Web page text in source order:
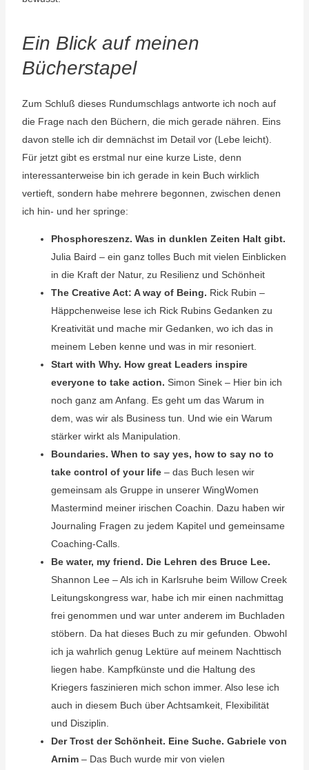
Ein Blick auf meinen
Bücherstapel
Zum Schluß dieses Rundumschlags antworte ich noch auf
die Frage nach den Büchern, die mich gerade nähren. Eins
davon stelle ich dir demnächst im Detail vor (Lebe leicht).
Für jetzt gibt es erstmal nur eine kurze Liste, denn
interessanterweise bin ich gerade in kein Buch wirklich
vertieft, sondern habe mehrere begonnen, zwischen denen
ich hin- und her springe:
Phosphoreszenz. Was in dunklen Zeiten Halt gibt.
Julia Baird – ein ganz tolles Buch mit vielen Einblicken
in die Kraft der Natur, zu Resilienz und Schönheit
The Creative Act: A way of Being. Rick Rubin –
Häppchenweise lese ich Rick Rubins Gedanken zu
Kreativität und mache mir Gedanken, wo ich das in
meinem Leben kenne und was in mir resoniert.
Start with Why. How great Leaders inspire
everyone to take action. Simon Sinek – Hier bin ich
noch ganz am Anfang. Es geht um das Warum in
dem, was wir als Business tun. Und wie ein Warum
stärker wirkt als Manipulation.
Boundaries. When to say yes, how to say no to
take control of your life– das Buch lesen wir
gemeinsam als Gruppe in unserer WingWomen
Mastermind meiner irischen Coachin. Dazu haben wir
Journaling Fragen zu jedem Kapitel und gemeinsame
Coaching-Calls.
Be water, my friend. Die Lehren des Bruce Lee.
Shannon Lee – Als ich in Karlsruhe beim Willow Creek
Leitungskongress war, habe ich mir einen nachmittag
frei genommen und war unter anderem im Buchladen
stöbern. Da hat dieses Buch zu mir gefunden. Obwohl
ich ja wahrlich genug Lektüre auf meinem Nachttisch
liegen habe. Kampfkünste und die Haltung des
Kriegers faszinieren mich schon immer. Also lese ich
auch in diesem Buch über Achtsamkeit, Flexibilität
und Disziplin.
Der Trost der Schönheit. Eine Suche. Gabriele von
Arnim– Das Buch wurde mir von vielen